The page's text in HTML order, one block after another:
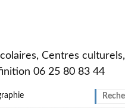
Centres culturels,
06 25 80 83 44